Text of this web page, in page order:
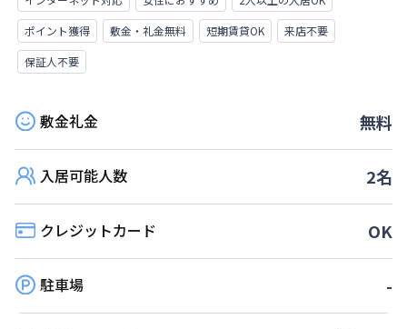
ポイント獲得
敷金・礼金無料 短期賃貸OK
来店不要
保証人不要
敷金礼金 無料
入居可能人数 2名
クレジットカード OK
駐車場 -